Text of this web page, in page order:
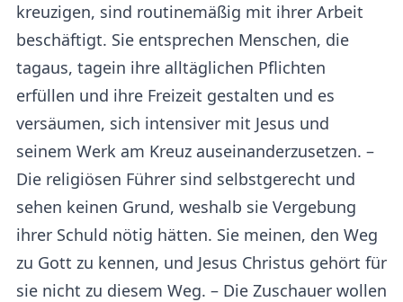
kreuzigen, sind routinemäßig mit ihrer Arbeit
beschäftigt. Sie entsprechen Menschen, die
tagaus, tagein ihre alltäglichen Pflichten
erfüllen und ihre Freizeit gestalten und es
versäumen, sich intensiver mit Jesus und
seinem Werk am Kreuz auseinanderzusetzen. –
Die religiösen Führer sind selbstgerecht und
sehen keinen Grund, weshalb sie Vergebung
ihrer Schuld nötig hätten. Sie meinen, den Weg
zu Gott zu kennen, und Jesus Christus gehört für
sie nicht zu diesem Weg. – Die Zuschauer wollen